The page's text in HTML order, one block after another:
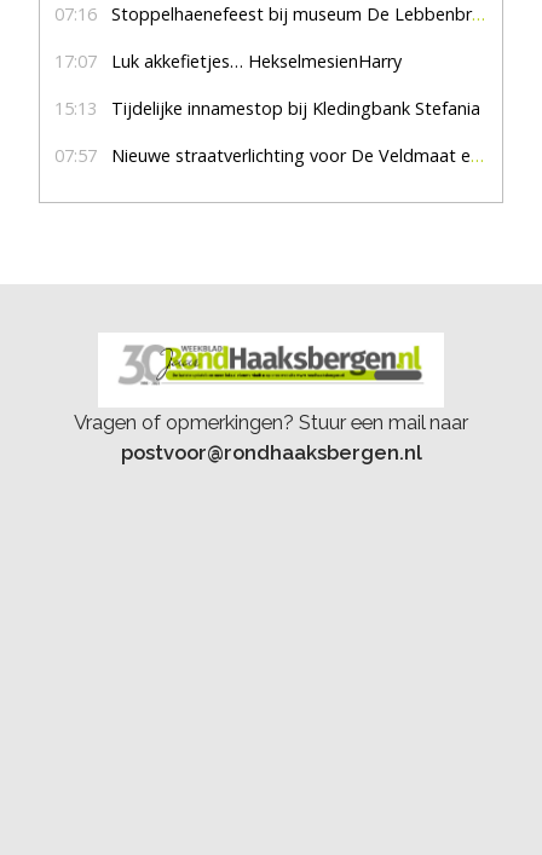
07:16 Stoppelhaenefeest bij museum De Lebbenbrugge
17:07 Luk akkefietjes… HekselmesienHarry
15:13 Tijdelijke innamestop bij Kledingbank Stefania
07:57 Nieuwe straatverlichting voor De Veldmaat en De Pas
Vragen of opmerkingen? Stuur een mail naar
postvoor@rondhaaksbergen.nl